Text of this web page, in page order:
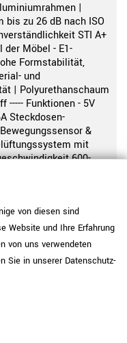
|
bis zu 26 dB nach ISO
STI A+
der Möbel - E1-
Formstabilität,
und
| Polyurethanschaum
----- Funktionen - 5V
Steckdosen-
&
mit
600-
und Farbtemperatur
6000K | Maximale
von diesen sind
Website und Ihre Erfahrung
von uns verwendeten
Sie in unserer Daten­schutz­